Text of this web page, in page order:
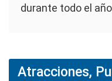
durante todo el
Atracciones,